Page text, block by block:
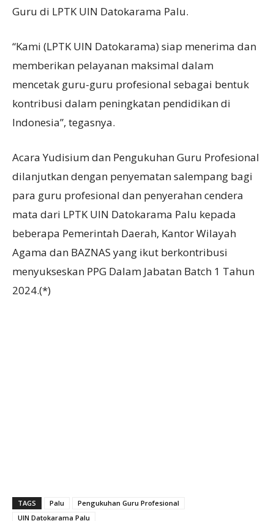
Guru di LPTK UIN Datokarama Palu.
“Kami (LPTK UIN Datokarama) siap menerima dan
memberikan pelayanan maksimal dalam
mencetak guru-guru profesional sebagai bentuk
kontribusi dalam peningkatan pendidikan di
Indonesia”, tegasnya.
Acara Yudisium dan Pengukuhan Guru Profesional
dilanjutkan dengan penyematan salempang bagi
para guru profesional dan penyerahan cendera
mata dari LPTK UIN Datokarama Palu kepada
beberapa Pemerintah Daerah, Kantor Wilayah
Agama dan BAZNAS yang ikut berkontribusi
menyukseskan PPG Dalam Jabatan Batch 1 Tahun
2024.(*)
TAGS Palu
Pengukuhan Guru Profesional
UIN Datokarama Palu